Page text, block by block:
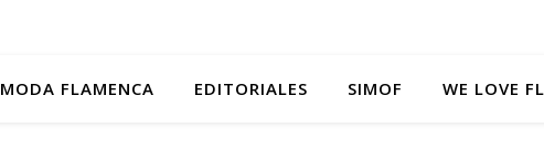
MODA FLAMENCA EDITORIALES SIMOF WE LOVE